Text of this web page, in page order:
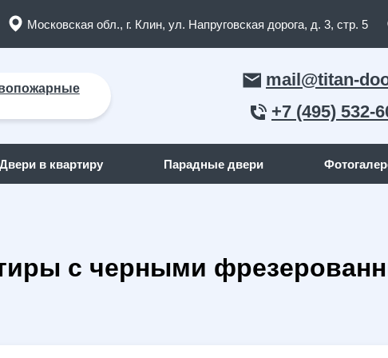
Московская обл., г. Клин, ул. Напруговская дорога, д. 3, стр. 5
mail@titan-
+7 (495) 532-
двери (165)
двери
С отделкой МДФ
С отделкой массив дерева
Двери в квартиру Парадные двери
с черными